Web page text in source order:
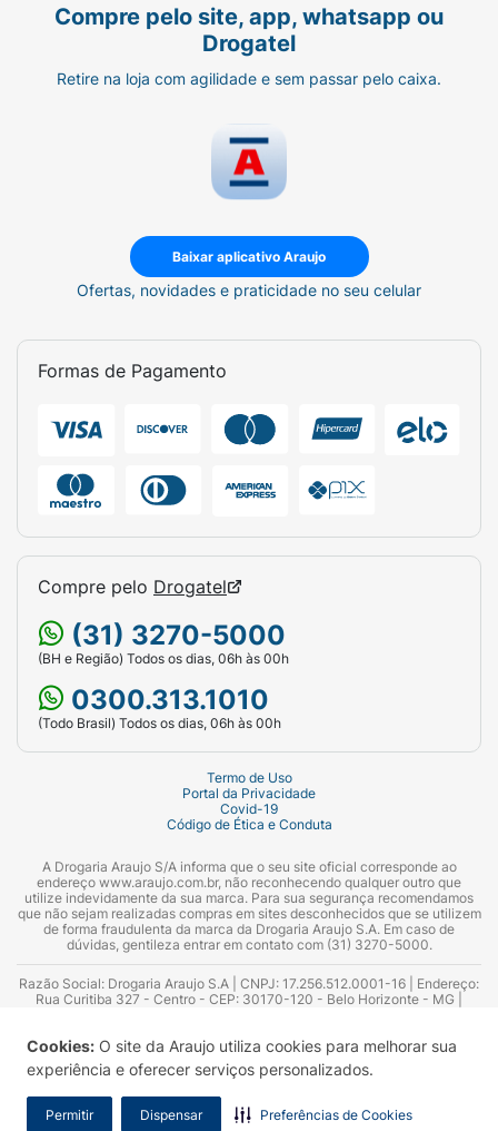
Cookies: O site da Araujo utiliza cookies para melhorar sua
experiência e oferecer serviços personalizados.
Permitir Dispensar Preferências de Cookies
Compre pelo site, app, whatsapp ou
Drogatel
Retire na loja com agilidade e sem passar pelo caixa.
Baixar aplicativo Araujo
Ofertas, novidades e praticidade no seu celular
Formas de Pagamento
Compre pelo Drogatel
(31) 3270-5000
(BH e Região) Todos os dias, 06h às 00h
0300.313.1010
(Todo Brasil) Todos os dias, 06h às 00h
Termo de Uso
Portal da Privacidade
Covid-19
Código de Ética e Conduta
A Drogaria Araujo S/A informa que o seu site oficial corresponde ao
endereço www.araujo.com.br, não reconhecendo qualquer outro que
utilize indevidamente da sua marca. Para sua segurança recomendamos
que não sejam realizadas compras em sites desconhecidos que se utilizem
de forma fraudulenta da marca da Drogaria Araujo S.A. Em caso de
dúvidas, gentileza entrar em contato com (31) 3270-5000.
Razão Social: Drogaria Araujo S.A | CNPJ: 17.256.512.0001-16 | Endereço:
Rua Curitiba 327 - Centro - CEP: 30170-120 - Belo Horizonte - MG |
Azevedo Guimarães – CRF 10.965 | Yasmin Silva Alvarenga – CRF 52.584 -
Consultor substituto: Thiago Aguiar Pinheiro - CRF Nº 13.748. Alvará
Sanitário: 2025020713 | Autorização de Funcionamento da Empresa (AFE):